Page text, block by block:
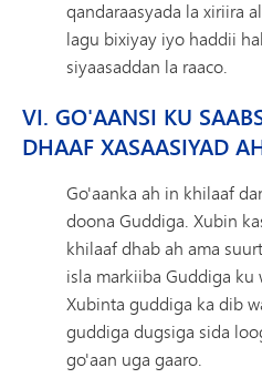
qandaraasyada la xiriira
lagu bixiyay iyo haddii
siyaasaddan la raaco.
VI. GO'AANSI KU
DHAAF XASAASIYAD
Go'aanka ah in khilaaf
doona Guddiga. Xubin
khilaaf dhab ah ama
isla markiiba Guddiga ku
Xubinta guddiga ka dib
guddiga dugsiga sida
go'aan uga gaaro.